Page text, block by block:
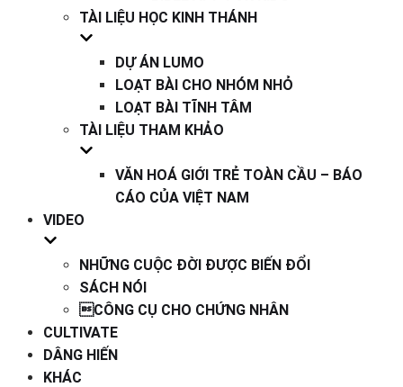
TÀI LIỆU HỌC KINH THÁNH
DỰ ÁN LUMO
LOẠT BÀI CHO NHÓM NHỎ
LOẠT BÀI TĨNH TÂM
TÀI LIỆU THAM KHẢO
VĂN HOÁ GIỚI TRẺ TOÀN CẦU – BÁO
CÁO CỦA VIỆT NAM
VIDEO
NHỮNG CUỘC ĐỜI ĐƯỢC BIẾN ĐỔI
SÁCH NÓI
CÔNG CỤ CHO CHỨNG NHÂN
CULTIVATE
DÂNG HIẾN
KHÁC